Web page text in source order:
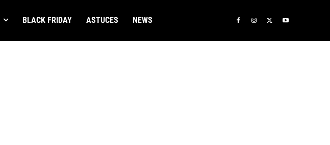
BLACK FRIDAY ASTUCES NEWS